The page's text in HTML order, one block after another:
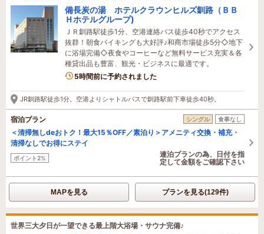
備長炭の湯 ホテルクラウンヒルズ釧路（ＢＢ
Ｈホテルグループ)
ＪＲ釧路駅徒歩1分、空港連絡バス徒歩40秒でアクセス
抜群！朝食バイキングも大好評♪和商市場徒歩5分◇地下
に浴場完備◇夜食やコーヒーなど無料サービス充実＆各
種貸出品も豊富、観光・ビジネスに最適です。
5時間前に予約されました
JR釧路駅徒歩1分。空港よりシャトルバスで釧路駅前下車徒歩40秒。
宿泊プラン シングル 食事なし
＜清掃無しdeおトク！最大15％OFF／素泊り＞アメニティ交換・補充・
清掃なしでお得にステイ
ポイント2%
連泊プランの為、日付を指
定して金額をご確認下さい
MAPを見る プランを見る(129件)
世界三大夕日が一望できる最上階大浴場・サウナ完備♪